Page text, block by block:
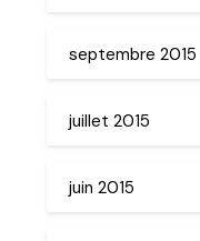
septembre 2015
juillet 2015
juin 2015